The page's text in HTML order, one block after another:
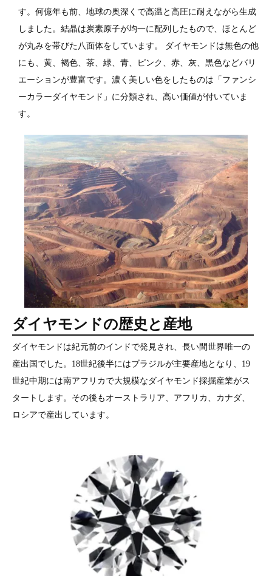
す。何億年も前、地球の奥深くで高温と高圧に耐えながら生成
しました。結晶は炭素原子が均一に配列したもので、ほとんど
が丸みを帯びた八面体をしています。 ダイヤモンドは無色の他
にも、黄、褐色、茶、緑、青、ピンク、赤、灰、黒色などバリ
エーションが豊富です。濃く美しい色をしたものは「ファンシ
ーカラーダイヤモンド」に分類され、高い価値が付いていま
す。
ダイヤモンドの歴史と産地
ダイヤモンドは紀元前のインドで発見され、長い間世界唯一の
産出国でした。18世紀後半にはブラジルが主要産地となり、19
世紀中期には南アフリカで大規模なダイヤモンド採掘産業がス
タートします。その後もオーストラリア、アフリカ、カナダ、
ロシアで産出しています。